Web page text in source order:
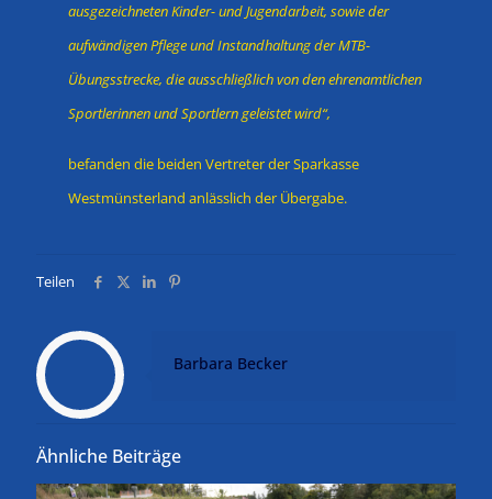
ausgezeichneten Kinder- und Jugendarbeit, sowie der
aufwändigen Pflege und Instandhaltung der MTB-
Übungsstrecke, die ausschließlich von den ehrenamtlichen
Sportlerinnen und Sportlern geleistet wird“,
befanden die beiden Vertreter der Sparkasse
Westmünsterland anlässlich der Übergabe.
Teilen
Barbara Becker
Ähnliche Beiträge